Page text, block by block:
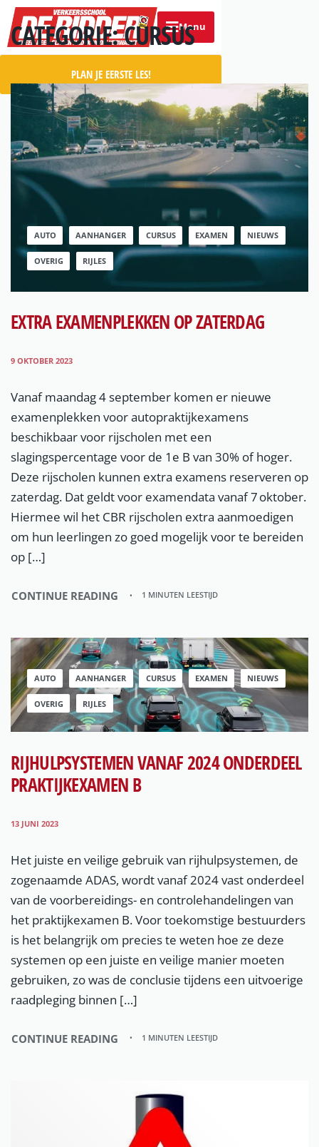
Menu
PLAN JE EERSTE LES!
CATEGORIE:CURSUS
AUTO AANHANGER CURSUS EXAMEN NIEUWS
OVERIG RIJLES
EXTRA EXAMENPLEKKEN OP ZATERDAG
9 OKTOBER 2023
Vanaf maandag 4 september komen er nieuwe
examenplekken voor autopraktijkexamens
beschikbaar voor rijscholen met een
slagingspercentage voor de 1e B van 30% of hoger.
Deze rijscholen kunnen extra examens reserveren op
zaterdag. Dat geldt voor examendata vanaf 7 oktober.
Hiermee wil het CBR rijscholen extra aanmoedigen
om hun leerlingen zo goed mogelijk voor te bereiden
op […]
CONTINUE READING 1 MINUTEN LEESTIJD
AUTO AANHANGER CURSUS EXAMEN NIEUWS
OVERIG RIJLES
RIJHULPSYSTEMEN VANAF 2024 ONDERDEEL
PRAKTIJKEXAMEN B
13 JUNI 2023
Het juiste en veilige gebruik van rijhulpsystemen, de
zogenaamde ADAS, wordt vanaf 2024 vast onderdeel
van de voorbereidings- en controlehandelingen van
het praktijkexamen B. Voor toekomstige bestuurders
is het belangrijk om precies te weten hoe ze deze
systemen op een juiste en veilige manier moeten
gebruiken, zo was de conclusie tijdens een uitvoerige
raadpleging binnen […]
CONTINUE READING 1 MINUTEN LEESTIJD